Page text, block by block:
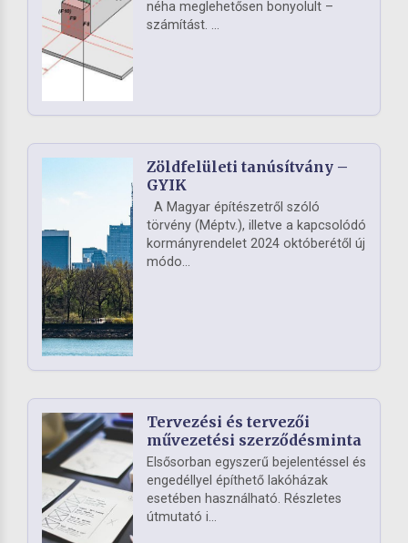
néha meglehetősen bonyolult –
számítást. ...
Zöldfelületi tanúsítvány –
GYIK
A Magyar építészetről szóló
törvény (Méptv.), illetve a kapcsolódó
kormányrendelet 2024 októberétől új
módo...
Tervezési és tervezői
művezetési szerződésminta
Elsősorban egyszerű bejelentéssel és
engedéllyel építhető lakóházak
esetében használható. Részletes
útmutató i...